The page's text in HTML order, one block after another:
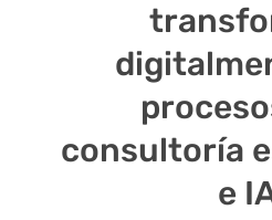
consultoría
e